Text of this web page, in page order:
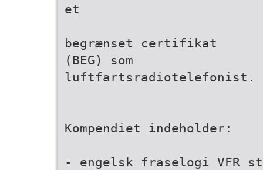
et
begrænset certifikat
(BEG) som
luftfartsradiotelefonist.
Kompendiet indeholder:
- engelsk fraselogi VFR